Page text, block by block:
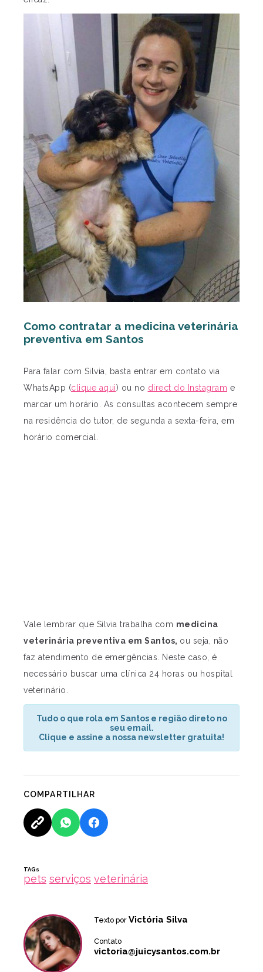
Como contratar a medicina veterinária
preventiva em Santos
Para falar com Silvia, basta entrar em contato via
WhatsApp (clique aqui) ou no direct do Instagram e
marcar um horário. As consultas acontecem sempre
na residência do tutor, de segunda a sexta-feira, em
horário comercial.
Vale lembrar que Silvia trabalha com medicina
veterinária preventiva em Santos, ou seja, não
faz atendimento de emergências. Neste caso, é
necessário buscar uma clínica 24 horas ou hospital
veterinário.
Tudo o que rola em Santos e região direto no
seu email.
Clique e assine a nossa newsletter gratuita!
COMPARTILHAR
TAGs
pets serviços veterinária
Texto por Victória Silva
Contato
victoria@juicysantos.com.br